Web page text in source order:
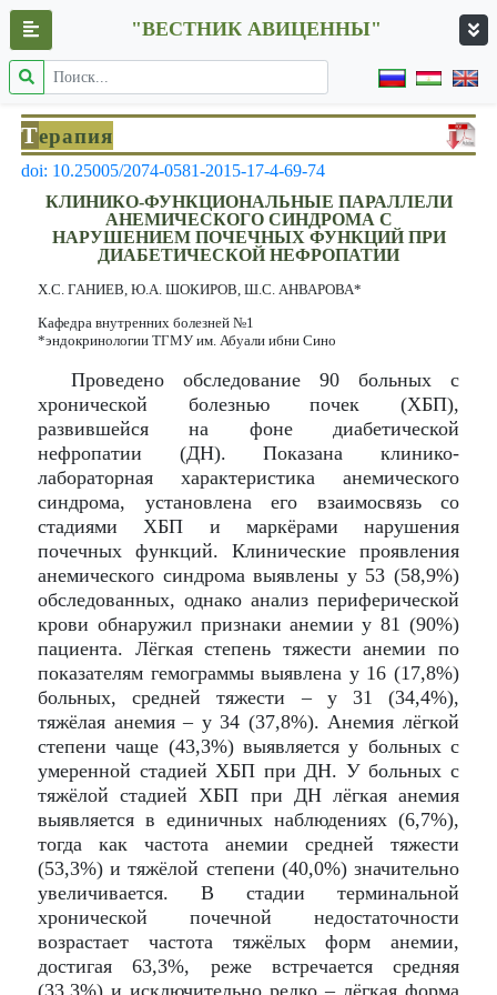
"ВЕСТНИК АВИЦЕННЫ"
Терапия
doi: 10.25005/2074-0581-2015-17-4-69-74
КЛИНИКО-ФУНКЦИОНАЛЬНЫЕ ПАРАЛЛЕЛИ
АНЕМИЧЕСКОГО СИНДРОМА С
НАРУШЕНИЕМ ПОЧЕЧНЫХ ФУНКЦИЙ ПРИ
ДИАБЕТИЧЕСКОЙ НЕФРОПАТИИ
Х.С. ГАНИЕВ, Ю.А. ШОКИРОВ, Ш.С. АНВАРОВА*
Кафедра внутренних болезней №1
*эндокринологии ТГМУ им. Абуали ибни Сино
Проведено обследование 90 больных с
хронической болезнью почек (ХБП),
развившейся на фоне диабетической
нефропатии (ДН). Показана клинико-
лабораторная характеристика анемического
синдрома, установлена его взаимосвязь со
стадиями ХБП и маркёрами нарушения
почечных функций. Клинические проявления
анемического синдрома выявлены у 53 (58,9%)
обследованных, однако анализ периферической
крови обнаружил признаки анемии у 81 (90%)
пациента. Лёгкая степень тяжести анемии по
показателям гемограммы выявлена у 16 (17,8%)
больных, средней тяжести – у 31 (34,4%),
тяжёлая анемия – у 34 (37,8%). Анемия лёгкой
степени чаще (43,3%) выявляется у больных с
умеренной стадией ХБП при ДН. У больных с
тяжёлой стадией ХБП при ДН лёгкая анемия
выявляется в единичных наблюдениях (6,7%),
тогда как частота анемии средней тяжести
(53,3%) и тяжёлой степени (40,0%) значительно
увеличивается. В стадии терминальной
хронической почечной недостаточности
возрастает частота тяжёлых форм анемии,
достигая 63,3%, реже встречается средняя
(33,3%) и исключительно редко – лёгкая форма